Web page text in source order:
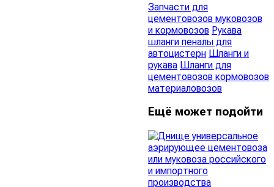
Запчасти для
цементовозов муковозов
и кормовозов Рукава
шланги пеналы для
автоцистерн Шланги и
рукава Шланги для
цементовозов кормовозов
материаловозов
Ещё может подойти